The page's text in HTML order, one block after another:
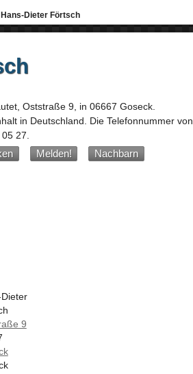
Hans-Dieter Förtsch
Oststraße 9, in 06667 Goseck.
in Deutschland
Die Telefonnummer von
27
Melden!
Nachbarn
9